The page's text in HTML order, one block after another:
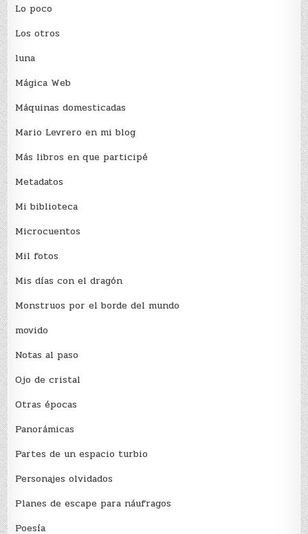
Lo poco
Los otros
luna
Mágica Web
Máquinas domesticadas
Mario Levrero en mi blog
Más libros en que participé
Metadatos
Mi biblioteca
Microcuentos
Mil fotos
Mis días con el dragón
Monstruos por el borde del mundo
movido
Notas al paso
Ojo de cristal
Otras épocas
Panorámicas
Partes de un espacio turbio
Personajes olvidados
Planes de escape para náufragos
Poesía